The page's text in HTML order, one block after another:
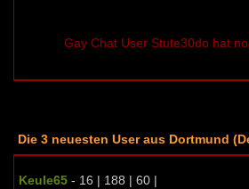
Gay Chat User Stute30do hat
Die 3 neuesten User aus Dortmund
Keule65 - 16 | 188 | 60 |